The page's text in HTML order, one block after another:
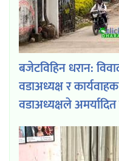
बजेटविहिन धरान:
वडाअध्यक्ष र
वडाअध्यक्षले